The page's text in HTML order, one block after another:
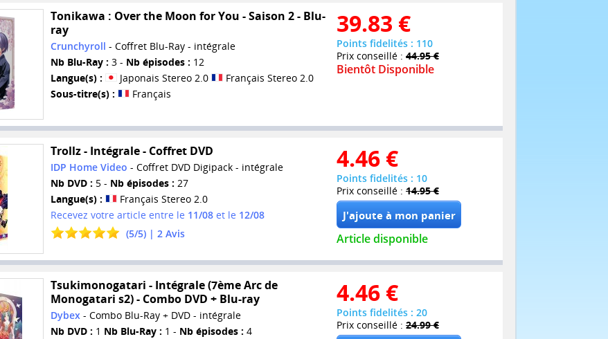
Tonikawa : Over the Moon for You - Saison 2 - Blu-
ray
Crunchyroll - Coffret Blu-Ray - intégrale
Nb Blu-Ray : 3 - Nb épisodes : 12
Langue(s) :
Japonais Stereo 2.0
Français Stereo 2.0
Sous-titre(s) :
Français
39.83 €
Points fidelités : 110
Prix conseillé : 44.95 €
Bientôt Disponible
Trollz - Intégrale - Coffret DVD
IDP Home Video - Coffret DVD Digipack - intégrale
Nb DVD : 5 - Nb épisodes : 27
Langue(s) :
Français Stereo 2.0
Recevez votre article entre le 11/08et le 12/08
(5/5) | 2Avis
4.46 €
Points fidelités : 10
Prix conseillé : 14.95 €
Article disponible
Tsukimonogatari - Intégrale (7ème Arc de
Monogatari s2) - Combo DVD + Blu-ray
Dybex- Combo Blu-Ray + DVD - intégrale
Nb DVD : 1 Nb Blu-Ray : 1 - Nb épisodes : 4
4.46 €
Points fidelités : 20
Prix conseillé : 24.99 €